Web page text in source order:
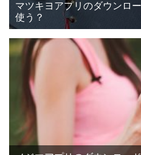
マツキヨアプリのダウンロ
使う？